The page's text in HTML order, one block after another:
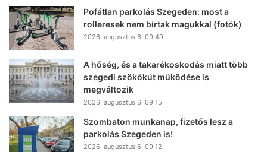
Pofátlan parkolás Szegeden: most a
rolleresek nem bírtak magukkal (fotók)
2026, augusztus 6. 09:49
A hőség, és a takarékoskodás miatt több
szegedi szökőkút működése is
megváltozik
2026, augusztus 6. 09:15
Szombaton munkanap, fizetős lesz a
parkolás Szegeden is!
2026, augusztus 6. 09:12